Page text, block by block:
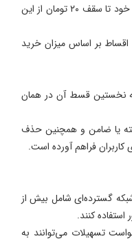
متقاضیان می‌توانند بدون محدودیت زمانی و ظرفیتی، متناسب با نیاز خود تا سقف ۲۰ تومان از این
اقساط بر اساس میزان خرید
شده است که نخستین قسط آن در همان
یا ضامن و همچنین حذف
کاربران فراهم آورده است.
گسترده‌ای شامل بیش از
تسهیلات می‌توانند به